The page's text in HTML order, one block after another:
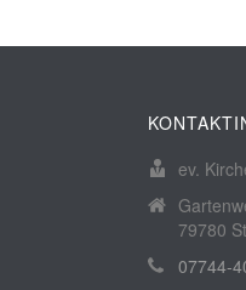
ev.
79780
07744-